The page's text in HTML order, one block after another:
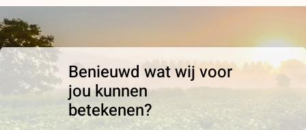
Benieuwd wat wij voor
jou kunnen
betekenen?